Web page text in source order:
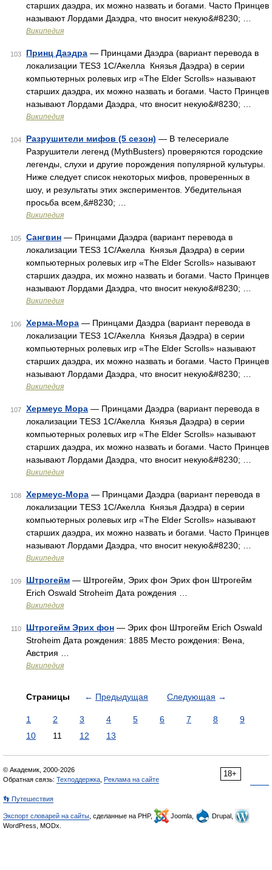
старших даэдра, их можно назвать и богами. Часто Принцев
называют Лордами Даэдра, что вносит некую&#8230; …
Википедия
103 Принц Даэдра — Принцами Даэдра (вариант перевода в
локализации TES3 1С/Акелла Князья Даэдра) в серии
компьютерных ролевых игр «The Elder Scrolls» называют
старших даэдра, их можно назвать и богами. Часто Принцев
называют Лордами Даэдра, что вносит некую&#8230; …
Википедия
104 Разрушители мифов (5 сезон) — В телесериале
Разрушители легенд (MythBusters) проверяются городские
легенды, слухи и другие порождения популярной культуры.
Ниже следует список некоторых мифов, проверенных в
шоу, и результаты этих экспериментов. Убедительная
просьба всем,&#8230; …
Википедия
105 Сангвин — Принцами Даэдра (вариант перевода в
локализации TES3 1С/Акелла Князья Даэдра) в серии
компьютерных ролевых игр «The Elder Scrolls» называют
старших даэдра, их можно назвать и богами. Часто Принцев
называют Лордами Даэдра, что вносит некую&#8230; …
Википедия
106 Херма-Мора — Принцами Даэдра (вариант перевода в
локализации TES3 1С/Акелла Князья Даэдра) в серии
компьютерных ролевых игр «The Elder Scrolls» называют
старших даэдра, их можно назвать и богами. Часто Принцев
называют Лордами Даэдра, что вносит некую&#8230; …
Википедия
107 Хермеус Мора — Принцами Даэдра (вариант перевода в
локализации TES3 1С/Акелла Князья Даэдра) в серии
компьютерных ролевых игр «The Elder Scrolls» называют
старших даэдра, их можно назвать и богами. Часто Принцев
называют Лордами Даэдра, что вносит некую&#8230; …
Википедия
108 Хермеус-Мора — Принцами Даэдра (вариант перевода в
локализации TES3 1С/Акелла Князья Даэдра) в серии
компьютерных ролевых игр «The Elder Scrolls» называют
старших даэдра, их можно назвать и богами. Часто Принцев
называют Лордами Даэдра, что вносит некую&#8230; …
Википедия
109 Штрогейм — Штрогейм, Эрих фон Эрих фон Штрогейм
Erich Oswald Stroheim Дата рождения …
Википедия
110 Штрогейм Эрих фон — Эрих фон Штрогейм Erich Oswald
Stroheim Дата рождения: 1885 Место рождения: Вена,
Австрия …
Википедия
Страницы ← Предыдущая Следующая →
1 2 3 4 5 6 7 8
9
10
11 12 13
18+
© Академик, 2000-2026
Обратная связь: Техподдержка Реклама на сайте
👣 Путешествия
Экспорт словарей на сайты , сделанные на PHP, Joomla,
Drupal,
WordPress, MODx.